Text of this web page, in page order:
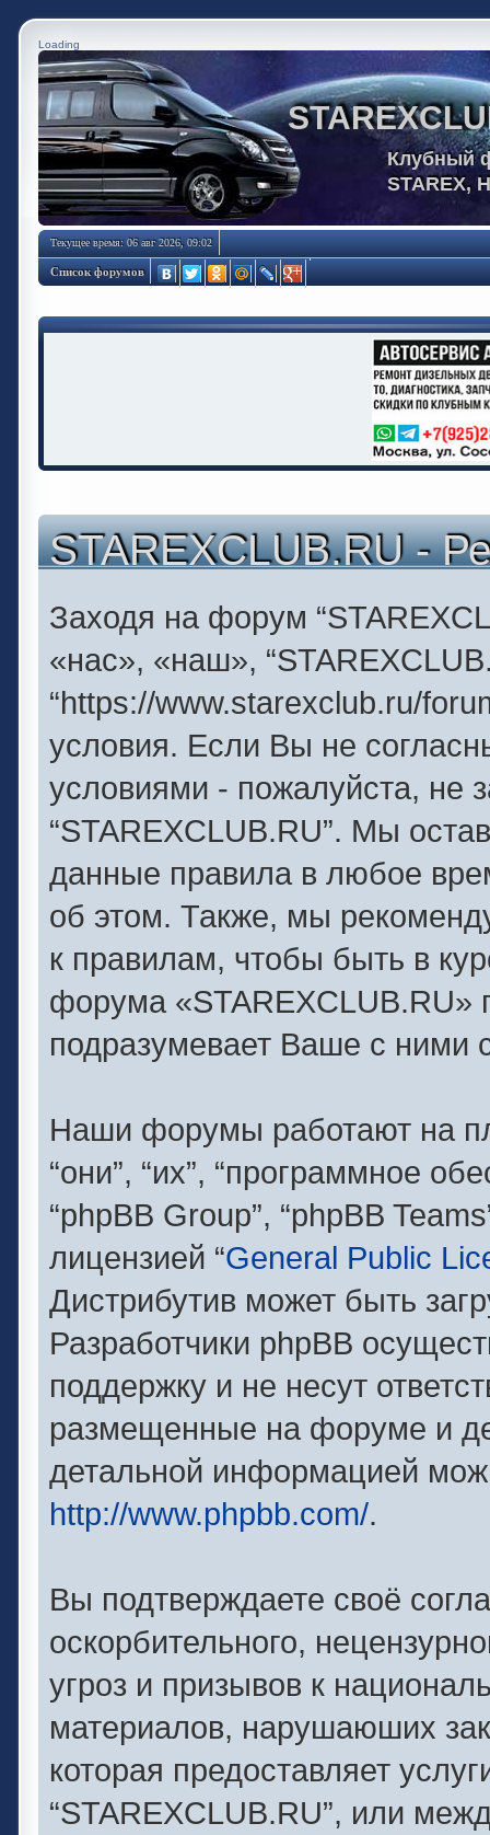
Loading
Клубный
STAREX,
Текущее время: 06 авг 2026, 09:02
Список форумов
STAREXCLUB.RU -
Заходя на форум
«нас», «наш»,
“https://www.starexclub.ru/
условия. Если Вы не
условиями - пожалуйста, не
“STAREXCLUB.RU”. Мы
данные правила в любое
об этом. Также, мы
к правилам, чтобы быть в
форума «STAREXCLUB.RU»
подразумевает Ваше с ними
Наши форумы работают на
“они”, “их”, “программное
“phpBB Group”, “phpBB
лицензией “General Public
Дистрибутив может быть
Разработчики phpBB
поддержку и не несут
размещенные на форуме и
детальной информацией
http://www.phpbb.com/.
Вы подтверждаете своё
оскорбительного,
угроз и призывов к
материалов, нарушаюших
которая предоставляет
“STAREXCLUB.RU”, или